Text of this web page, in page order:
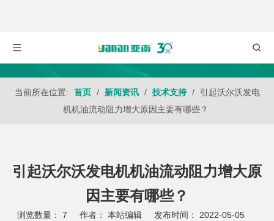
当前所在位置: 首页 / 新闻资讯 / 技术支持 /
引起沃尔沃发电
机机油流动阻力增大原因主要有哪些？
引起沃尔沃发电机机油流动阻力增大原
因主要有哪些？
浏览数量： 7 作者： 本站编辑 发布时间： 2022-05-05